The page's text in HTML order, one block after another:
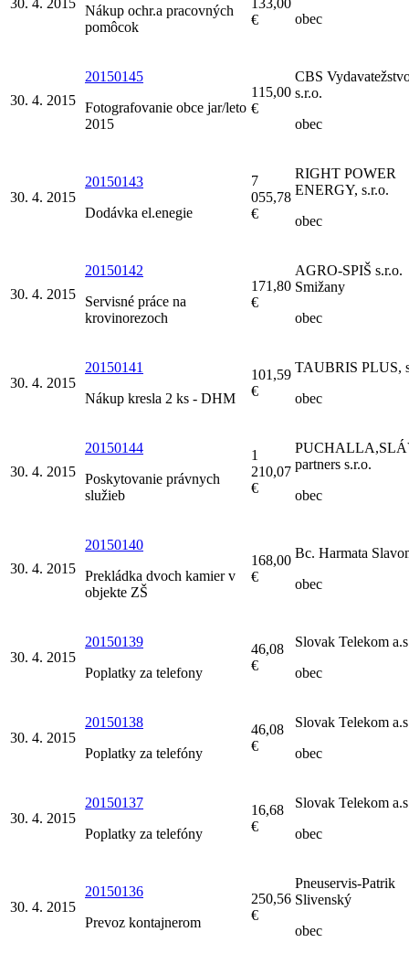
Nákup ochr.a pracovných
pomôcok
€
obec
30. 4. 2015
20150145
Fotografovanie obce jar/leto
2015
115,00
€
CBS
s.r.o.
obec
30. 4. 2015
20150143
Dodávka el.enegie
7
055,78
€
RIGHT POWER
ENERGY, s.r.o.
obec
30. 4. 2015
20150142
Servisné práce na
krovinorezoch
171,80
€
AGRO-SPIŠ s.r.o.
Smižany
obec
30. 4. 2015
20150141
Nákup kresla 2 ks - DHM
101,59
€
TAUBRIS PLUS,
obec
30. 4. 2015
20150144
Poskytovanie právnych
služieb
1
210,07
€
partners s.r.o.
obec
30. 4. 2015
20150140
Prekládka dvoch kamier v
objekte ZŠ
168,00
€
Bc. Harmata
obec
30. 4. 2015
20150139
Poplatky za telefony
46,08
€
Slovak Telekom
obec
30. 4. 2015
20150138
Poplatky za telefóny
46,08
€
Slovak Telekom
obec
30. 4. 2015
20150137
Poplatky za telefóny
16,68
€
Slovak Telekom
obec
30. 4. 2015
20150136
Prevoz kontajnerom
250,56
€
Pneuservis-Patrik
Slivenský
obec